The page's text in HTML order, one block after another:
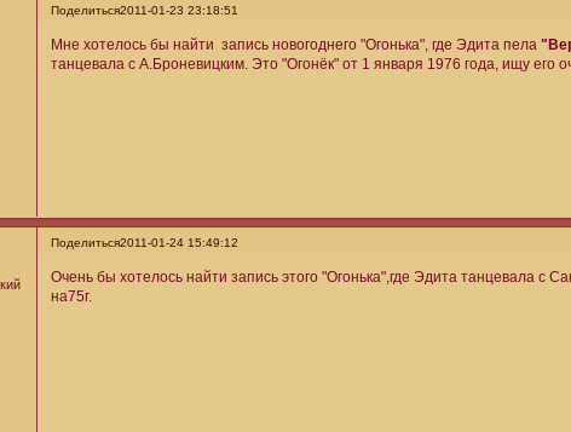
Поделиться2011-01-23 23:18:51
Мне хотелось бы найти запись новогоднего "Огонька", где Эдита пела
танцевала с А.Броневицким. Это "Огонёк" от 1 января 1976 года, ищу его
Поделиться2011-01-24 15:49:12
Очень бы хотелось найти запись этого "Огонька",где Эдита танцевала с
на75г.